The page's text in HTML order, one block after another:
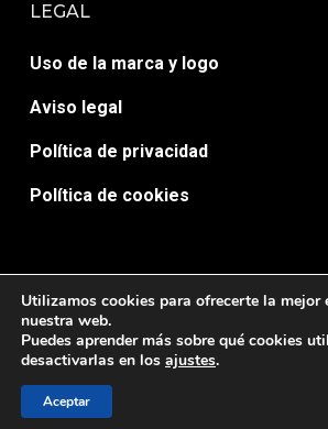
LEGAL
Uso de la marca y logo
Aviso legal
Política de privacidad
Política de cookies
© AULA 7 ACTIVA. Desarrollado por
twitterfacebook
plus
Utilizamos cookies para ofrecerte la mejor
nuestra web.
Puedes aprender más sobre qué cookies
desactivarlas en los ajustes.
Aceptar